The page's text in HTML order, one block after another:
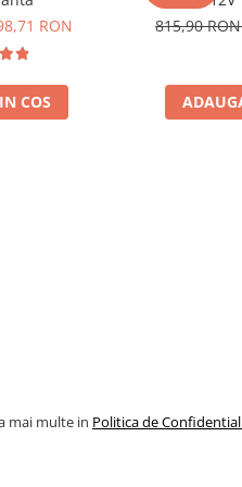
RON
COS
mentenanta,
815,90
mai multe in Politica de